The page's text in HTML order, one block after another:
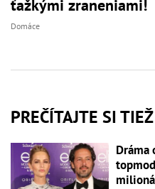
ťažkými zraneniami!
Domáce
PREČÍTAJTE SI TIEŽ
Dráma